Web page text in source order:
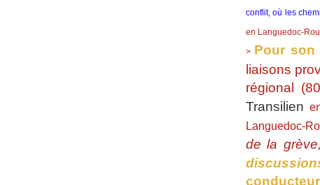
conflit, où les
en Languedoc-
> Pour son
liaisons
régional
Transilien
Languedoc-
de la